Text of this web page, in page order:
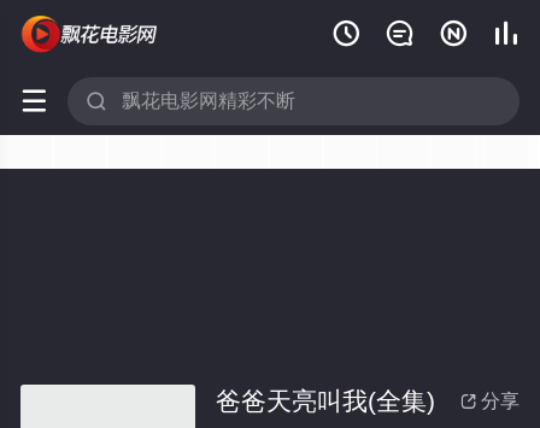
   
 
 分享
爸爸天亮叫我(全集)